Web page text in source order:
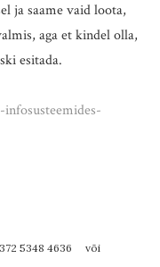
ja saame vaid loota,
aga et kindel olla,
esitada.
5348 4636 või